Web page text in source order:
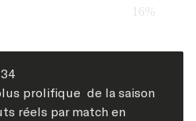
16%
prolifique de la saison
réels par match en